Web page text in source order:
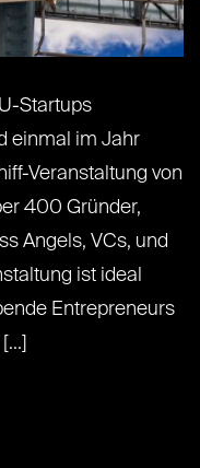
Startups
einmal im Jahr
Veranstaltung von
400 Gründer,
Angels, VCs, und
ist ideal
Entrepreneurs